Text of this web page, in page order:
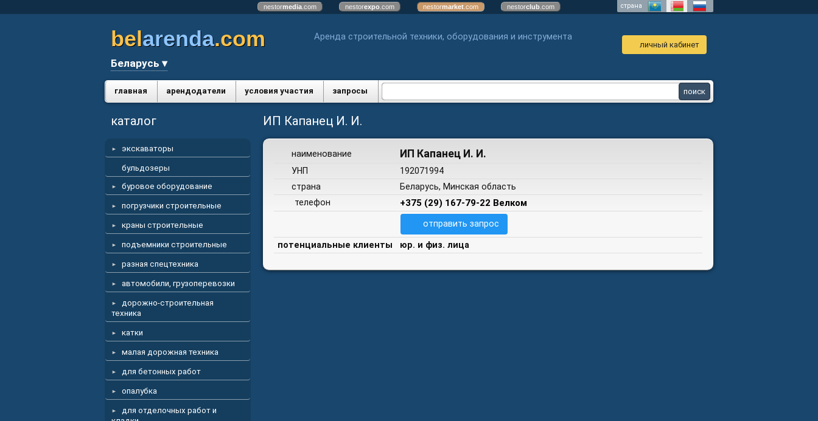
nestormedia .com nestorexpo .com nestormarket .com nestorclub .com страна
belarenda.com
Беларусь ▾
Аренда строительной техники, оборудования и инструмента
личный кабинет
главная арендодатели условия участия запросы
каталог
экскаваторы
бульдозеры
буровое оборудование
погрузчики строительные
краны строительные
подъемники строительные
разная спецтехника
автомобили, грузоперевозки
дорожно-строительная
техника
катки
малая дорожная техника
для бетонных работ
опалубка
для отделочных работ и
ИП Капанец И. И.
наименование ИП Капанец И. И.
УНП
192071994
страна
Беларусь, Минская область
телефон
+375 (29) 167-79-22 Велком
отправить запрос
потенциальные клиенты юр. и физ. лица